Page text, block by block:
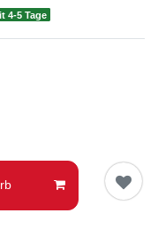
4-5 Tage